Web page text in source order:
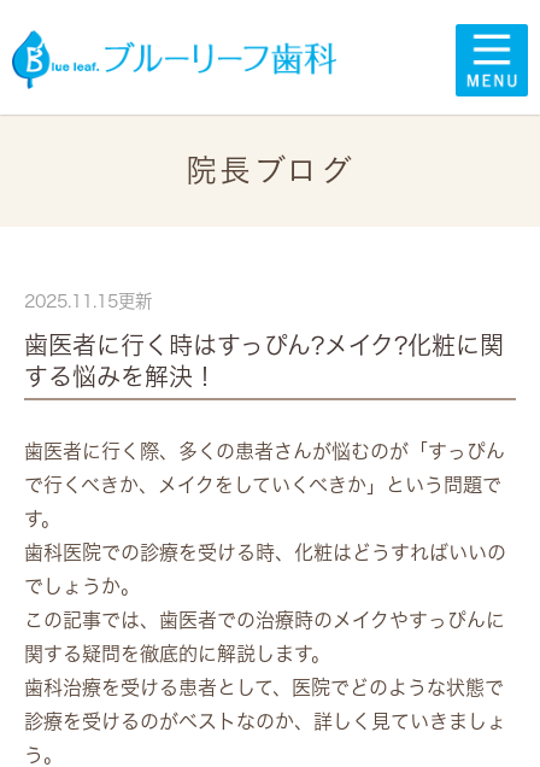
院長ブログ
2025.11.15更新
歯医者に行く時はすっぴん?メイク?化粧に関
する悩みを解決！
歯医者に行く際、多くの患者さんが悩むのが「すっぴん
で行くべきか、メイクをしていくべきか」という問題で
す。
歯科医院での診療を受ける時、化粧はどうすればいいの
でしょうか。
この記事では、歯医者での治療時のメイクやすっぴんに
関する疑問を徹底的に解説します。
歯科治療を受ける患者として、医院でどのような状態で
診療を受けるのがベストなのか、詳しく見ていきましょ
う。